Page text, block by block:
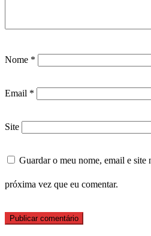
Nome *
Email *
Site
Guardar o meu nome, email e site
próxima vez que eu comentar.